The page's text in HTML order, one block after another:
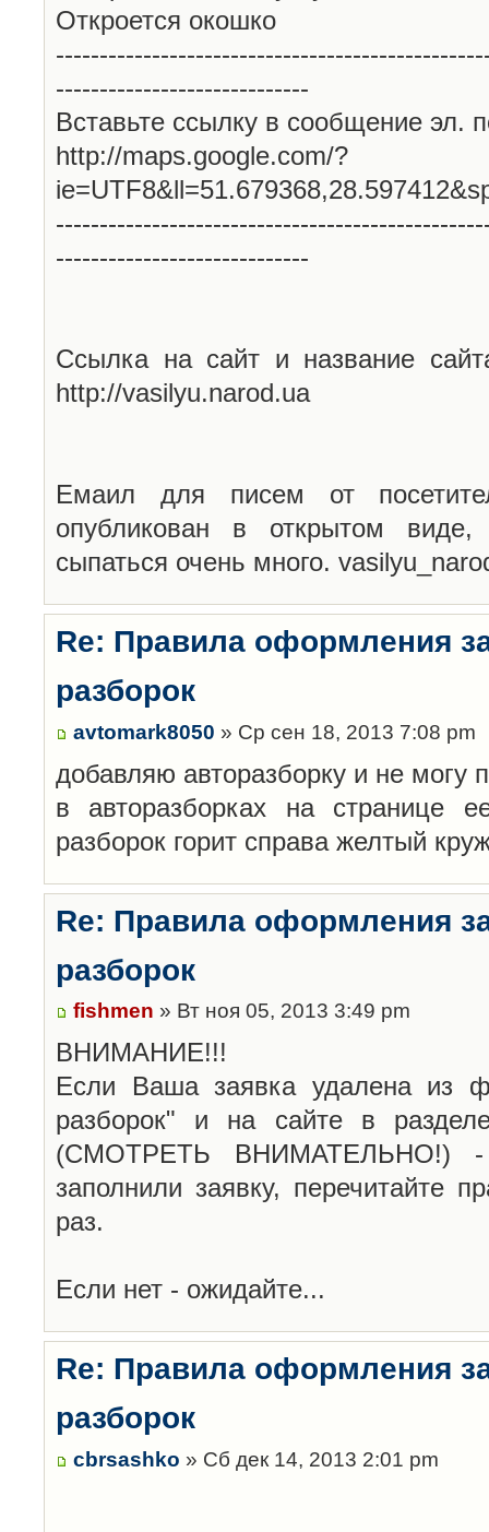
Откроется окошко
-----------------------------
Вставьте ссылку в сообщение эл.
http://maps.google.com/?
-----------------------------
Ссылка на сайт и название
http://vasilyu.narod.ua
Емаил для писем от
опубликован в открытом
сыпаться очень много.
Re: Правила оформления
разборок
avtomark8050 » Ср сен 18, 2013 7:08 pm
добавляю авторазборку и не могу
в авторазборках на странице
разборок горит справа желтый
Re: Правила оформления
разборок
fishmen » Вт ноя 05, 2013 3:49 pm
ВНИМАНИЕ!!!
Если Ваша заявка удалена из
разборок" и на сайте в
(СМОТРЕТЬ ВНИМАТЕЛЬНО!)
заполнили заявку, перечитайте
раз.
Если нет - ожидайте...
Re: Правила оформления
разборок
cbrsashko » Сб дек 14, 2013 2:01 pm